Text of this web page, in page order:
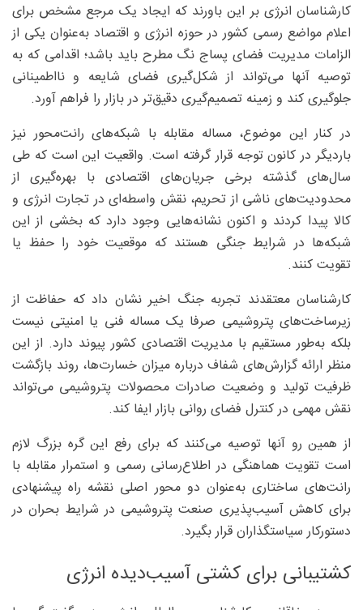
کارشناسان انرژی بر این باورند که ایجاد یک مرجع مشخص برای
اعلام مواضع رسمی کشور در حوزه انرژی و اقتصاد به‌عنوان یکی از
الزامات مدیریت فضای پساج نگ مطرح باید باشد؛ اقدامی که به
توصیه آنها می‌تواند از شکل‌گیری فضای شایعه و نااطمینانی
جلوگیری کند و زمینه تصمیم‌گیری دقیق‌تر در بازار را فراهم آورد.
در کنار این موضوع، مساله مقابله با شبکه‌های رانت‌محور نیز
باردیگر در کانون توجه قرار گرفته است. واقعیت این است که طی
سال‌های گذشته برخی جریان‌های اقتصادی با بهره‌گیری از
محدودیت‌های ناشی از تحریم، نقش واسطه‌ای در تجارت انرژی و
کالا پیدا کردند و اکنون نشانه‌هایی وجود دارد که بخشی از این
شبکه‌ها در شرایط جنگی هستند که موقعیت خود را حفظ یا
تقویت کنند.
کارشناسان معتقدند تجربه جنگ اخیر نشان داد که حفاظت از
زیرساخت‌های پتروشیمی صرفا یک مساله فنی یا امنیتی نیست
بلکه به‌طور مستقیم با مدیریت اقتصادی کشور پیوند دارد. از این
منظر ارائه گزارش‌های شفاف درباره میزان خسارت‌ها، روند بازگشت
ظرفیت تولید و وضعیت صادرات محصولات پتروشیمی می‌تواند
نقش مهمی در کنترل فضای روانی بازار ایفا کند.
از همین رو آنها توصیه می‌کنند که برای رفع این گره بزرگ لازم
است تقویت هماهنگی در اطلاع‌رسانی رسمی و استمرار مقابله با
رانت‌های ساختاری به‌عنوان دو محور اصلی نقشه راه پیشنهادی
برای کاهش آسیب‌پذیری صنعت پتروشیمی در شرایط بحران در
دستورکار سیاستگذاران قرار بگیرد.
کشتیبانی برای کشتی آسیب‌دیده انرژی